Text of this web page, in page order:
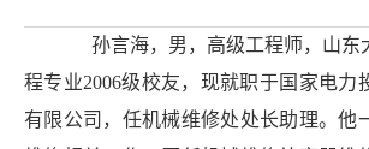
孙言海，男，高级工程师，山东
程专业2006级校友，现就职于国家电力
有限公司，任机械维修处处长助理。他